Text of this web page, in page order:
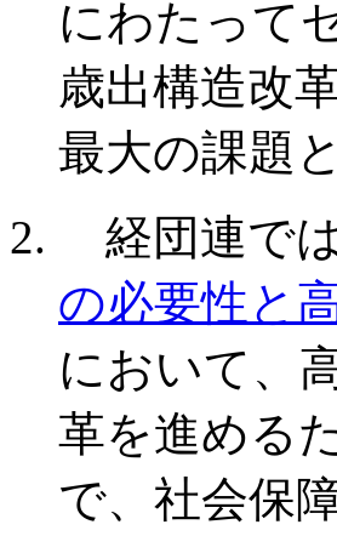
にわたって
歳出構造改
最大の課題
経団連で
の必要性と
において、
革を進める
で、社会保